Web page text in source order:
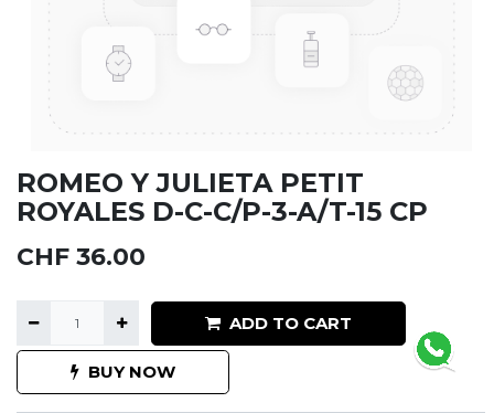
ROMEO Y JULIETA PETIT
ROYALES D-C-C/P-3-A/T-15 CP
CHF 36.00
ADD TO CART
BUY NOW